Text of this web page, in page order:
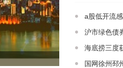
a股低开流
沪市绿色债
海底捞三度
国网徐州邳